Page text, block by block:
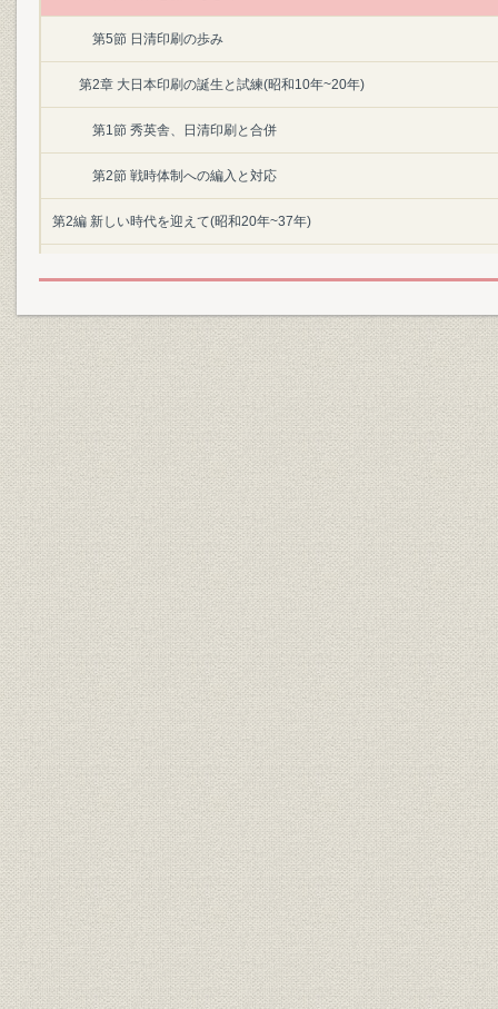
第5節 日清印刷の歩み
第2章 大日本印刷の誕生と試練(昭和10年~20年)
第1節 秀英舎、日清印刷と合併
第2節 戦時体制への編入と対応
第2編 新しい時代を迎えて(昭和20年~37年)
第1節 新しい日本の誕生
第2節 終戦後の大日本印刷
第3節 円満な労使関係の確立
第4節 業績の推移
第2章 再建五か年計画を掲げて(昭和26年~29年)
第1節 自立、復興へ向けて
第2節 再建五か年計画の推進
第3節 人材の育成と業績の推移
第3章 拡印刷の揺籃と多角経営の推進(昭和30年から37年)
第1節 高度経済成長へ
第2節 積極経営の推進
第3節 出版・商業印刷部門の生産体制を革新
第4節 衣食住の広がりへ対応
第5節 シャドウマスクなど精密部品の開発
第6節 関係会社設立による新分野の開発
第7節 社内体制の整備と業績の推移